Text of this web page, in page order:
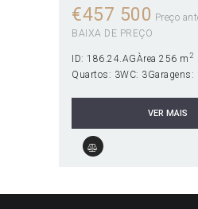
€457 500 Preço
BAIXA DE PREÇO
ID: 186.24.AGÀrea 256 m 2
Quartos: 3WC: 3Garagens:
VER MAIS